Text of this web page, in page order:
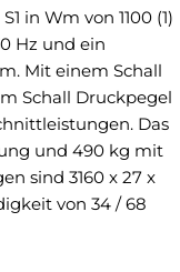
in Wm von 1100 (1)
Hz und ein
Mit einem Schall
Schall Druckpegel
Das
und 490 kg mit
sind 3160 x 27 x
von 34 / 68